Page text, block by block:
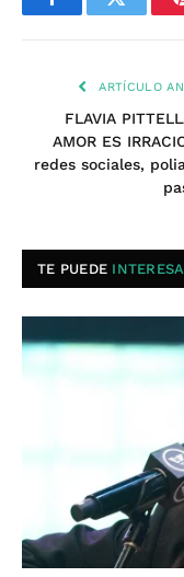
FacebookTwitter
ARTÍCULO
FLAVIA
AMOR ES
redes sociales,
TE PUEDE